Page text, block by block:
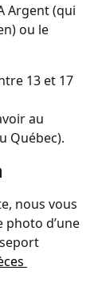
Argent (qui
ou le
13 et 17
au
Québec).
nous vous
d’une